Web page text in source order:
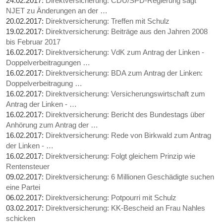
NJET zu Änderungen an der …
20.02.2017: Direktversicherung: Treffen mit Schulz
19.02.2017: Direktversicherung: Beiträge aus den Jahren 2008
bis Februar 2017
16.02.2017: Direktversicherung: VdK zum Antrag der Linken -
Doppelverbeitragungen …
16.02.2017: Direktversicherung: BDA zum Antrag der Linken:
Doppelverbeitragung …
16.02.2017: Direktversicherung: Versicherungswirtschaft zum
Antrag der Linken - …
16.02.2017: Direktversicherung: Bericht des Bundestags über
Anhörung zum Antrag der …
16.02.2017: Direktversicherung: Rede von Birkwald zum Antrag
der Linken - …
16.02.2017: Direktversicherung: Folgt gleichem Prinzip wie
Rentensteuer
09.02.2017: Direktversicherung: 6 Millionen Geschädigte suchen
eine Partei
06.02.2017: Direktversicherung: Potpourri mit Schulz
03.02.2017: Direktversicherung: KK-Bescheid an Frau Nahles
schicken